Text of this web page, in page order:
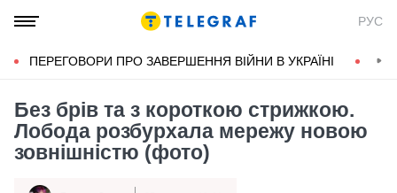
РУС
ПЕРЕГОВОРИ ПРО ЗАВЕРШЕННЯ ВІЙНИ В УКРАЇНІ
Без брів та з короткою стрижкою.
Лобода розбурхала мережу новою
зовнішністю (фото)